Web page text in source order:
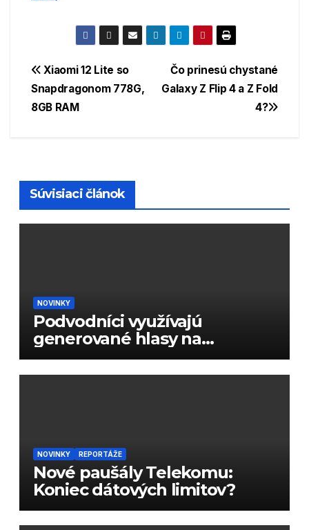
Navigácia
v
Čo prinesú chystané
Galaxy Z Flip 4 a Z Fold
4?
Xiaomi 12 Lite so
Snapdragonom 778G,
8GB RAM
Súvisiaci článok
NOVINKY
Podvodníci využívajú
generované hlasy na
podvody
NOVINKY REPORTÁŽE
Nové paušály Telekomu:
Koniec dátových limitov?